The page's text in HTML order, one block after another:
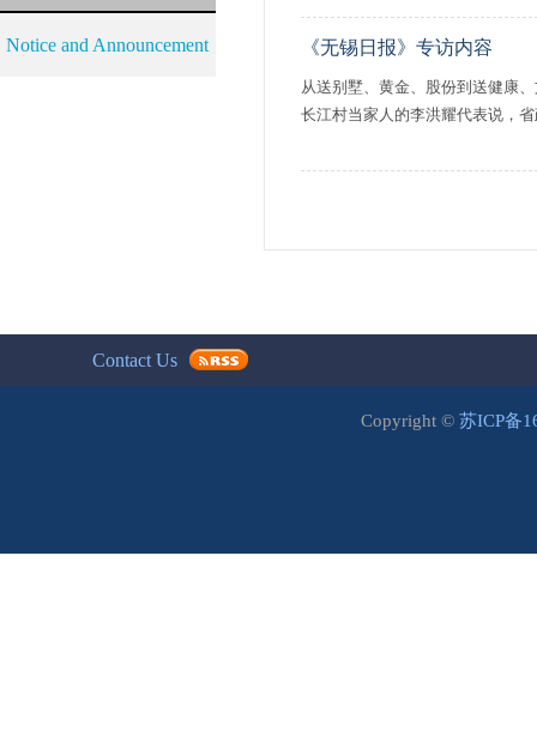
Notice and Announcement 《无锡日报》专访内容
从送别墅、黄金、股份到送健康
长江村当家人的李洪耀代表说，
Contact Us
Copyright © 苏ICP备